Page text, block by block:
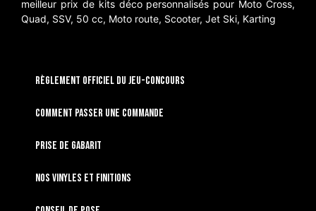
meilleur prix de kits déco personnalisés pour Moto Cross,
Quad, SSV, 50 cc, Moto route, Scooter, Jet Ski, Karting
RÈGLEMENT OFFICIEL DU JEU-CONCOURS
Comment passer une commande
Prise de gabarit
Nos vinyles et finitions